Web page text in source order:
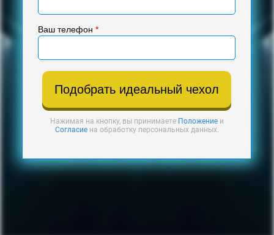
Ваш телефон *
Подобрать идеальный чехол
Нажимая на кнопку, вы принимаете Положениеи
Согласиена обработку персональных данных.